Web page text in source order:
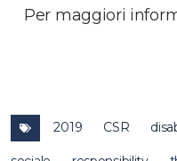
Per maggiori
2019 CSR